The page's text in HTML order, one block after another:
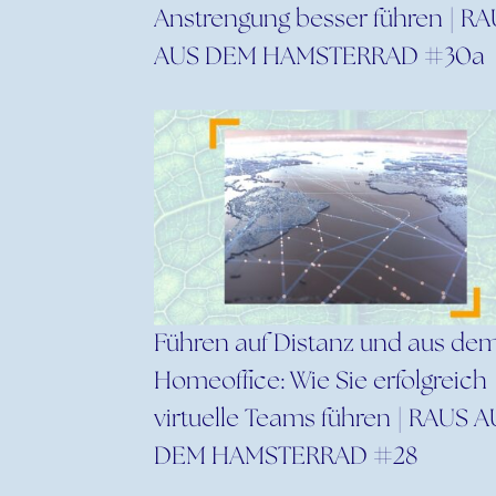
Anstrengung besser führen |
AUS DEM HAMSTERRAD #30a
Führen auf Distanz und aus
Homeoffice: Wie Sie erfolgreich
virtuelle Teams führen | RAUS
DEM HAMSTERRAD #28